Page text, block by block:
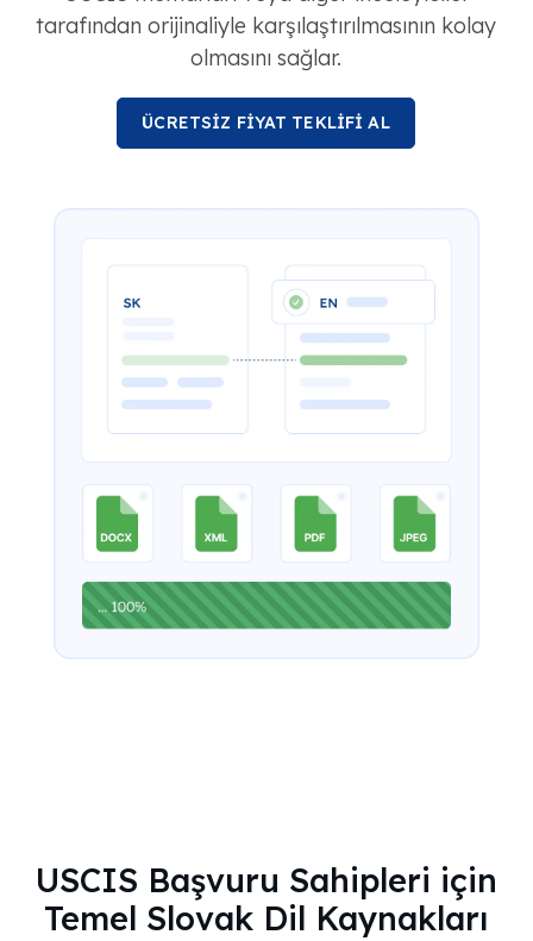
tarafından orijinaliyle karşılaştırılmasının kolay
olmasını sağlar.
ÜCRETSİZ FİYAT TEKLİFİ AL
USCIS Başvuru Sahipleri için
Temel Slovak Dil Kaynakları